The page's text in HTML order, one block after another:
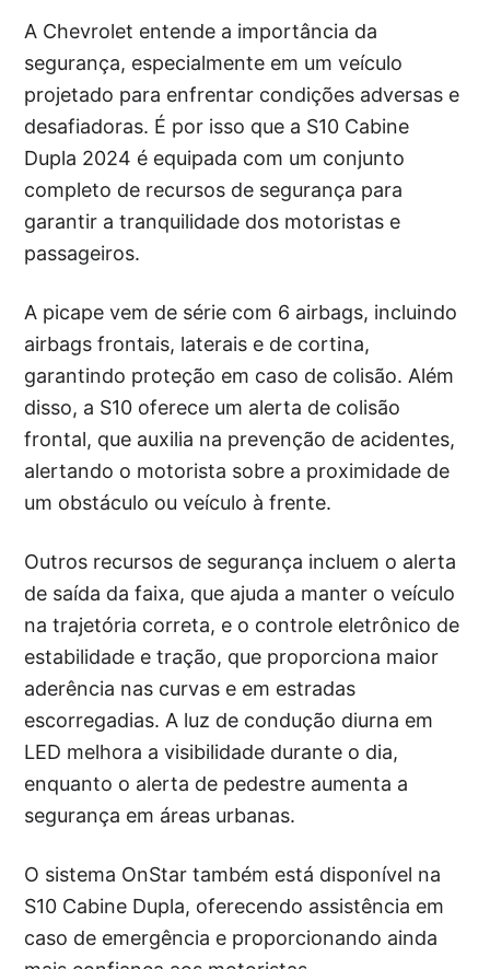
A Chevrolet entende a importância da
segurança, especialmente em um veículo
projetado para enfrentar condições adversas e
desafiadoras. É por isso que a S10 Cabine
Dupla 2024 é equipada com um conjunto
completo de recursos de segurança para
garantir a tranquilidade dos motoristas e
passageiros.
A picape vem de série com 6 airbags, incluindo
airbags frontais, laterais e de cortina,
garantindo proteção em caso de colisão. Além
disso, a S10 oferece um alerta de colisão
frontal, que auxilia na prevenção de acidentes,
alertando o motorista sobre a proximidade de
um obstáculo ou veículo à frente.
Outros recursos de segurança incluem o alerta
de saída da faixa, que ajuda a manter o veículo
na trajetória correta, e o controle eletrônico de
estabilidade e tração, que proporciona maior
aderência nas curvas e em estradas
escorregadias. A luz de condução diurna em
LED melhora a visibilidade durante o dia,
enquanto o alerta de pedestre aumenta a
segurança em áreas urbanas.
O sistema OnStar também está disponível na
S10 Cabine Dupla, oferecendo assistência em
caso de emergência e proporcionando ainda